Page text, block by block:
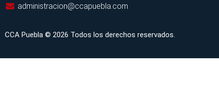
administracion@ccapuebla.com
CCA Puebla © 2026 Todos los derechos reservados.